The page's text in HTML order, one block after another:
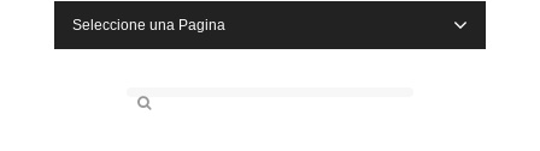
Seleccione una Pagina